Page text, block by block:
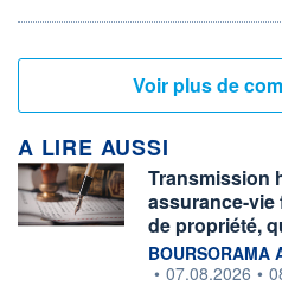
A LIRE AUSSI
Transmission
assurance-vie
de propriété,
information
BOURSORAMA
• 07.08.2026 •